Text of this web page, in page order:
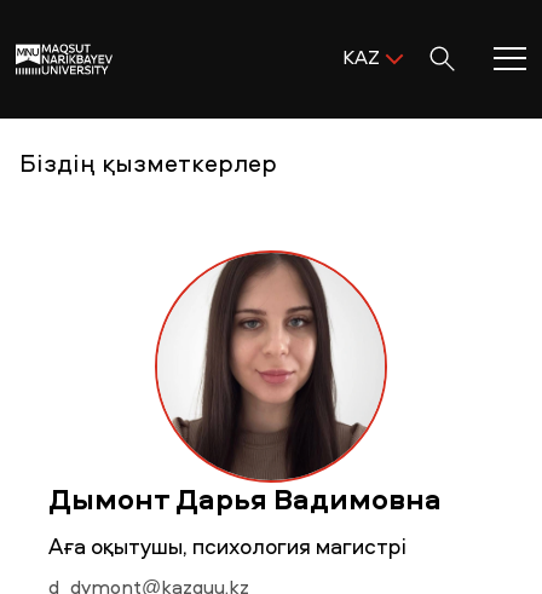
KAZ
Басты бет
Академиялық өмір
Зерттеу және ғылым
Оқуға қабылдау және қолдау
MNU тынысы
Біздің қызметкерлер
Дымонт Дарья Вадимовна
Аға оқытушы, психология магистрі
d_dymont@kazguu.kz